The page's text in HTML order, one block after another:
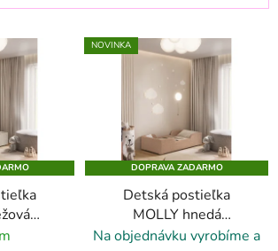
NOVINKA
DOPRAVA ZADARMO
Detská postieľka
MOLLY hnedá
medvedíková 70x140
Na objednávku vyrobíme a